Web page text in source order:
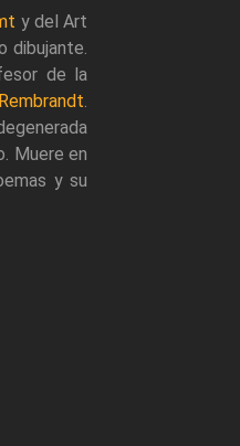
y del Art
dibujante.
de la
Rembrandt.
Muere en
y su